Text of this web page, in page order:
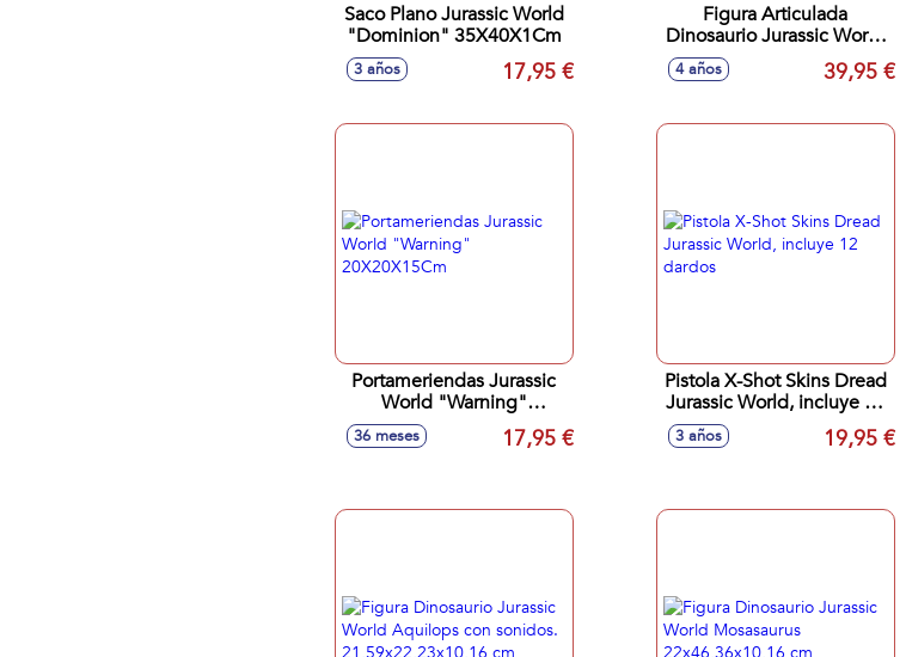
Saco Plano Jurassic World
"Dominion" 35X40X1Cm
3 años 17,95 €
Figura Articulada
Dinosaurio Jurassic World
Stinger Corta Y Lucha Con
4 años 39,95 €
Portameriendas Jurassic
World "Warning"
20X20X15Cm
36 meses 17,95 €
Pistola X-Shot Skins Dread
Jurassic World, incluye 12
3 años 19,95 €